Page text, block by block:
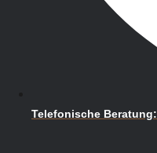
Telefonische Beratung: